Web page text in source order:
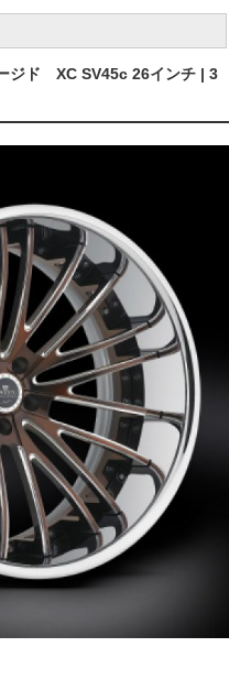
ジド XC SV45c 26インチ | 3